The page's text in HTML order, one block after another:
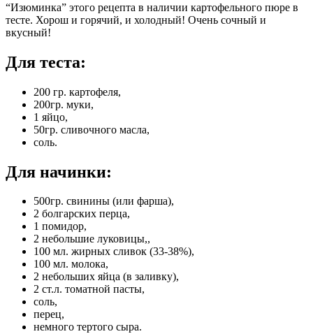
“Изюминка” этого рецепта в наличии картофельного пюре в
тесте. Хорош и горячий, и холодный! Очень сочный и
вкусный!
Для теста:
200 гр. картофеля,
200гр. муки,
1 яйцо,
50гр. сливочного масла,
соль.
Для начинки:
500гр. свинины (или фарша),
2 болгарских перца,
1 помидор,
2 небольшие луковицы,,
100 мл. жирных сливок (33-38%),
100 мл. молока,
2 небольших яйца (в заливку),
2 ст.л. томатной пасты,
соль,
перец,
немного тертого сыра.